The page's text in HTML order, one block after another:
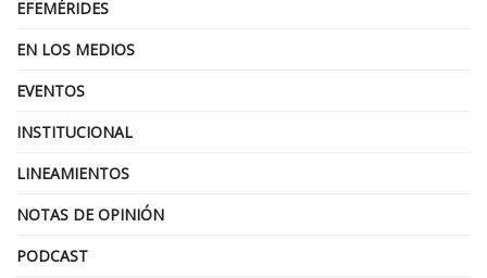
EFEMÉRIDES
EN LOS MEDIOS
EVENTOS
INSTITUCIONAL
LINEAMIENTOS
NOTAS DE OPINIÓN
PODCAST